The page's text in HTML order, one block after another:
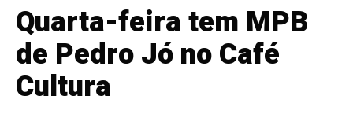
Quarta-feira tem MPB
de Pedro Jó no Café
Cultura